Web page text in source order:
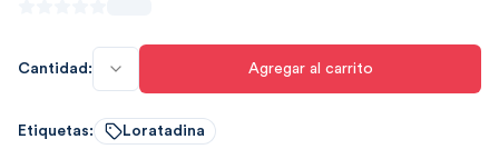
Cantidad: Agregar al carrito
Etiquetas: Loratadina